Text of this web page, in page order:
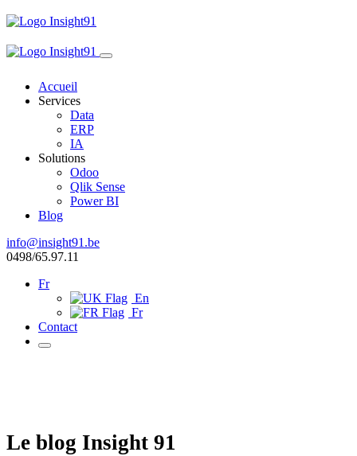
Accueil
Services
Data
ERP
IA
Solutions
Odoo
Qlik Sense
Power BI
Blog
info@insight91.be
0498/65.97.11
Fr
En
Fr
Contact
Le blog Insight 91